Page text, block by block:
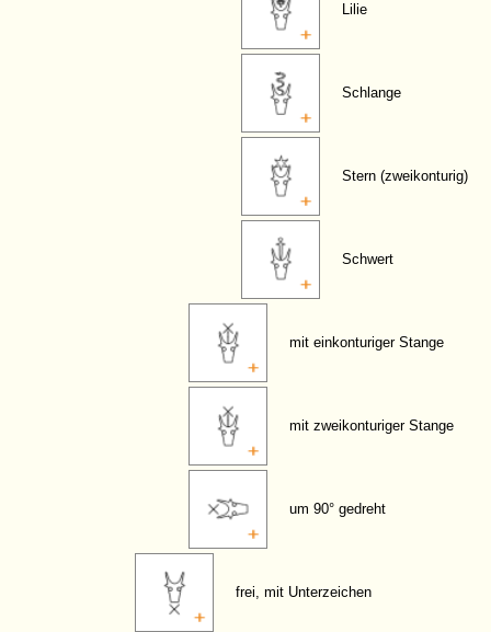
Lilie
Schlange
Stern (zweikonturig)
Schwert
mit einkonturiger Stange
mit zweikonturiger Stange
um 90° gedreht
frei, mit Unterzeichen